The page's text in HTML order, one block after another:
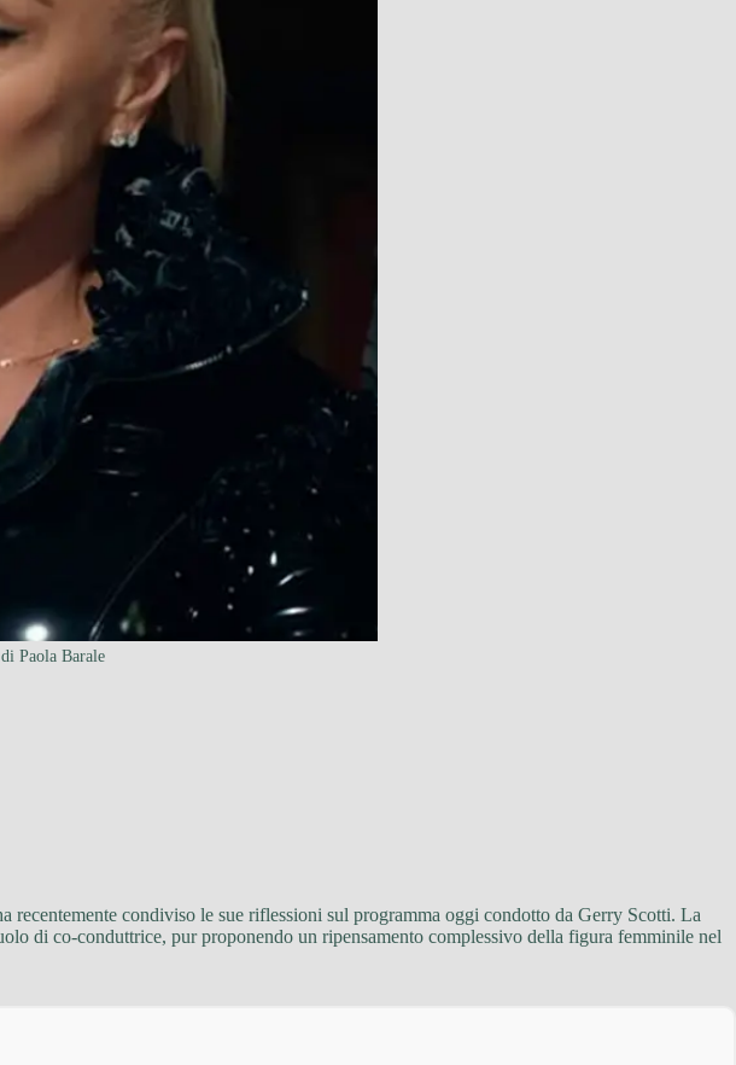
Paola Barale
recentemente condiviso le sue riflessioni sul programma oggi condotto da Gerry Scotti. La
di co-conduttrice, pur proponendo un ripensamento complessivo della figura femminile nel